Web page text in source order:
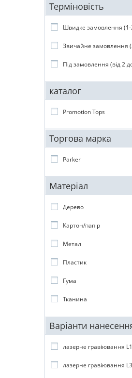
Терміновість
Швидке замовлення (1-
Звичайне замовлення
Під замовлення (від 2
каталог
Promotion Tops
Торгова марка
Parker
Матеріал
Дерево
Картон/папір
Метал
Пластик
Гума
Тканина
Варіанти
лазерне гравіювання L1
лазерне гравіювання L3